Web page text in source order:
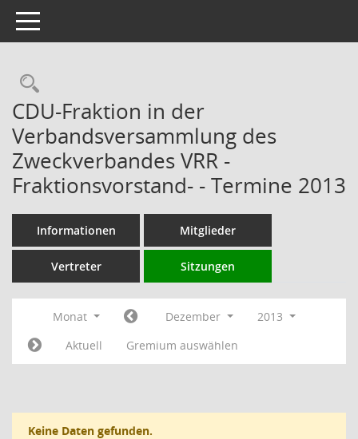
Toggle navigation
Rechercheauswahl
CDU-Fraktion in der
Verbandsversammlung des
Zweckverbandes VRR -
Fraktionsvorstand- - Termine 2013
Informationen Mitglieder
Vertreter Sitzungen
Monat Dezember
2013
Aktuell
Gremium auswählen
Keine Daten gefunden.